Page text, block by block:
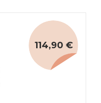
114,90 €